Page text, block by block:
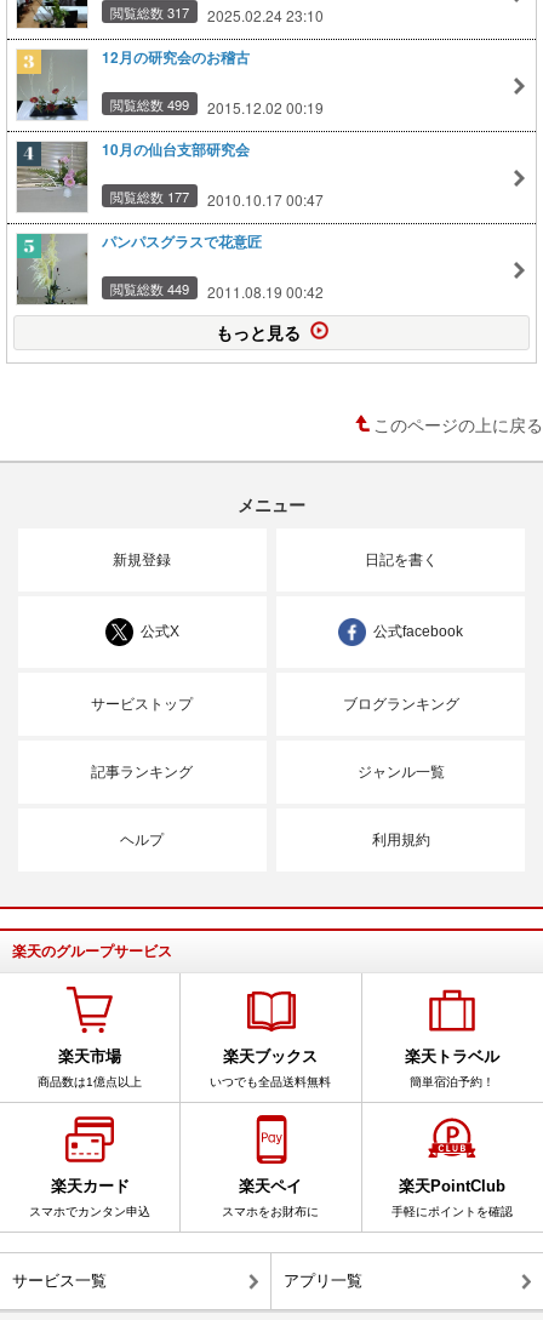
閲覧総数 317 2025.02.24 23:10
12月の研究会のお稽古
閲覧総数 499 2015.12.02 00:19
10月の仙台支部研究会
閲覧総数 177 2010.10.17 00:47
パンパスグラスで花意匠
閲覧総数 449 2011.08.19 00:42
もっと見る
このページの上に戻る
メニュー
新規登録 日記を書く
公式X 公式facebook
サービストップ ブログランキング
記事ランキング ジャンル一覧
ヘルプ 利用規約
楽天のグループサービス
楽天市場
商品数は1億点以上
楽天ブックス
いつでも全品送料無料
楽天トラベル
簡単宿泊予約！
楽天カード
スマホでカンタン申込
楽天ペイ
スマホをお財布に
楽天PointClub
手軽にポイントを確認
サービス一覧 アプリ一覧